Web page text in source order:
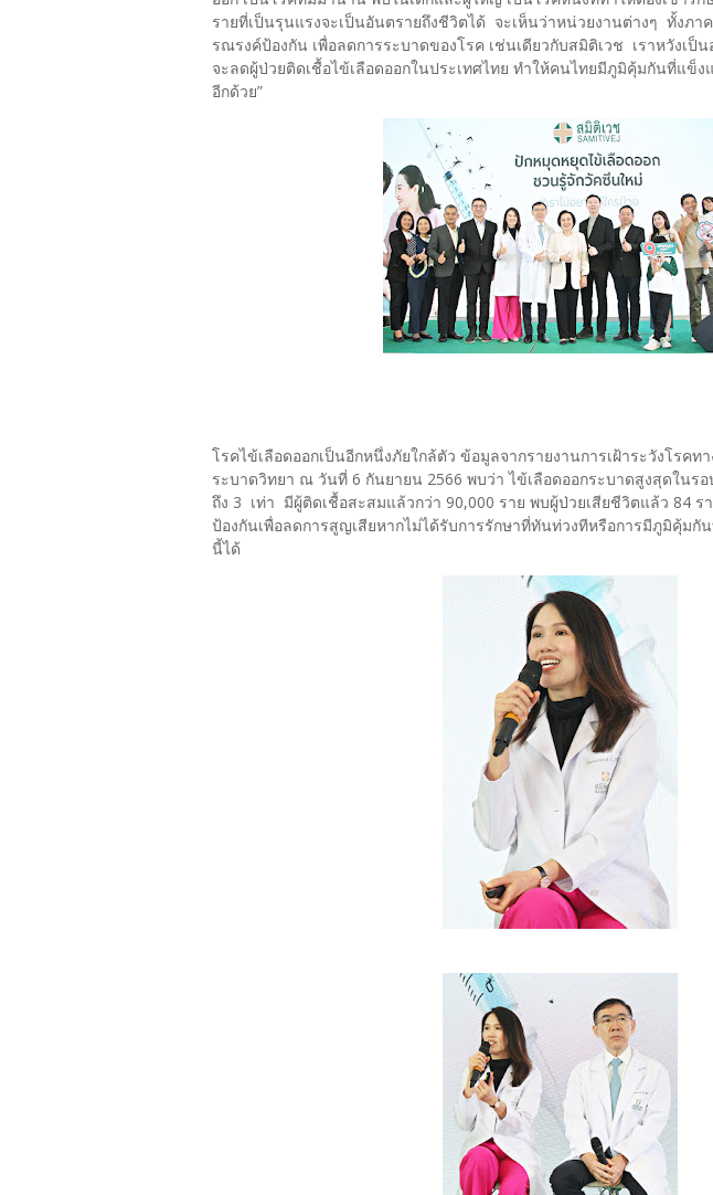
รายที่เป็นรุนแรงจะเป็นอันตรายถึงชีวิตได้ จะเห็นว่าหน่วยงานต่างๆ ทั้งภา
รณรงค์ป้องกัน เพื่อลดการระบาดของโรค เช่นเดียวกับสมิติเวช เราหวังเป็
จะลดผู้ป่วยติดเชื้อไข้เลือดออกในประเทศไทย ทำให้คนไทยมีภูมิคุ้มกันที่แข็
อีกด้วย”
โรคไข้เลือดออกเป็นอีกหนึ่งภัยใกล้ตัว ข้อมูลจากรายงานการเฝ้าระวังโรคท
ระบาดวิทยา ณ วันที่ 6 กันยายน 2566 พบว่า ไข้เลือดออกระบาดสูงสุดในร
ถึง 3 เท่า มีผู้ติดเชื้อสะสมแล้วกว่า 90,000 ราย พบผู้ป่วยเสียชีวิตแล้ว 84
ป้องกันเพื่อลดการสูญเสียหากไม่ได้รับการรักษาที่ทันท่วงทีหรือการมีภูมิคุ้มกั
นี้ได้